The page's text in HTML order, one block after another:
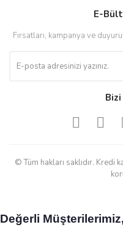
derecede beğendim
Kolay ve hizli alisveris
Deneyimini Paylaş
E-
Fırsatları, kampanya ve
© Tüm hakları saklıdır. Kredi
Değerli Müşterilerimiz,